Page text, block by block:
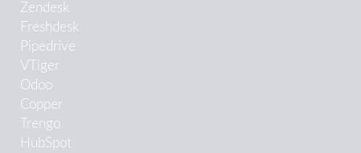
Zendesk
Freshdesk
Pipedrive
VTiger
Odoo
Copper
Trengo
HubSpot